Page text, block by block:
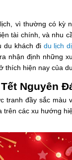
vì thường có kỳ
tài chính, và nhu
du khách đi du lịch
nhận định những
thích hiện nay của
Nguyên
tranh đầy sắc màu
các xu hướng